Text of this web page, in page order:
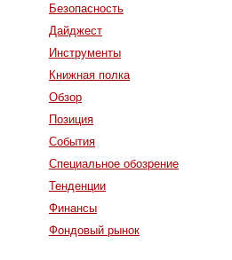
Безопасность
Дайджест
Инструменты
Книжная полка
Обзор
Позиция
События
Специальное обозрение
Тенденции
Финансы
Фондовый рынок